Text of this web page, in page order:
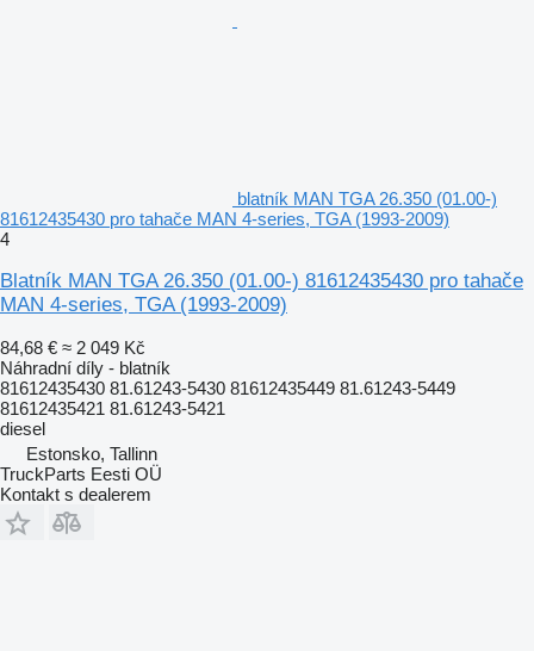
blatník MAN TGA 26.350 (01.00-)
81612435430 pro tahače MAN 4-series, TGA (1993-2009)
4
Blatník MAN TGA 26.350 (01.00-) 81612435430 pro tahače
MAN 4-series, TGA (1993-2009)
84,68 € ≈ 2 049 Kč
Náhradní díly - blatník
81612435430 81.61243-5430 81612435449 81.61243-5449
81612435421 81.61243-5421
diesel
Estonsko, Tallinn
TruckParts Eesti OÜ
Kontakt s dealerem